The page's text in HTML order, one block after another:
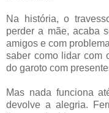
Na história, o
perder a mãe, acaba
amigos e com
saber como lidar com
do garoto com
Mas nada funciona
devolve a alegria.